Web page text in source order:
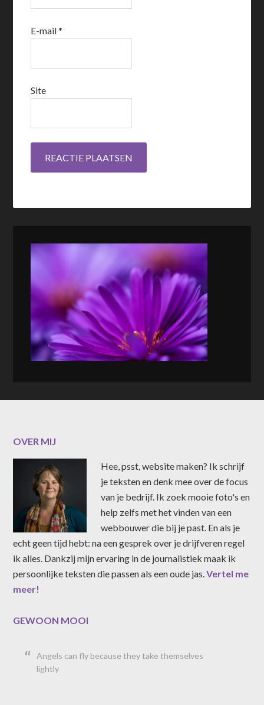
E-mail*
Site
OVER MIJ
Hee, psst, website maken? Ik schrijf
je teksten en denk mee over de focus
van je bedrijf. Ik zoek mooie foto's en
help zelfs met het vinden van een
webbouwer die bij je past. En als je
echt geen tijd hebt: na een gesprek over je drijfveren regel
ik alles. Dankzij mijn ervaring in de journalistiek maak ik
persoonlijke teksten die passen als een oude jas.Vertel me
meer!
GEWOON MOOI
Angels can fly because they take themselves
lightly